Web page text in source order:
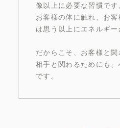
像以上に必要な習慣です
お客様の体に触れ、お
は思う以上にエネルギー
だからこそ、お客様と
相手と関わるためにも
です。